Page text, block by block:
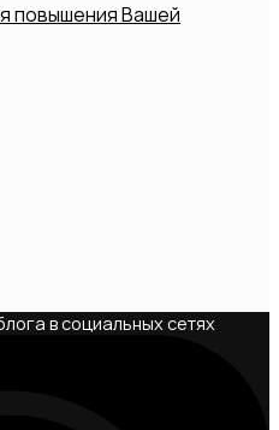
повышения Вашей
в социальных сетях